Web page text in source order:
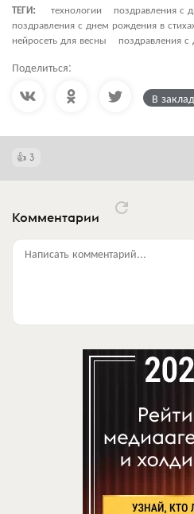
ТЕГИ: технологии
поздравления с
поздравления с днем рождения в
нейросеть для весны
поздравления с
Поделиться:
В
3
Комментарии
Написать комментарий...